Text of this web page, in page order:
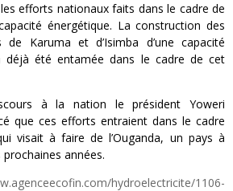
efforts nationaux faits dans le cadre de
énergétique. La construction des
de Karuma et d’Isimba d’une capacité
déjà été entamée dans le cadre de cet
à la nation le président Yoweri
que ces efforts entraient dans le cadre
visait à faire de l’Ouganda, un pays à
années.
hydroelectricite/1106-